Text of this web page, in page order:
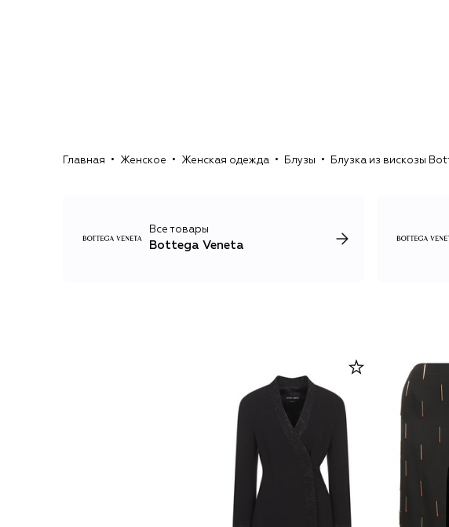
техники
Главная Женское Женская одежда Блузы Блузка из вискозы
Все товары
Bottega Veneta